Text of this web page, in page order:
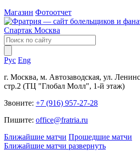
Магазин Фотоотчет
Рус Eng
г. Москва, м. Автозаводская, ул.
стр.2 (ТЦ "Глобал Молл", 1-й этаж)
Звоните: +7 (916) 957-27-28
Пишите: office@fratria.ru
Ближайшие матчи Прошедшие матчи
Ближайшие матчи развернуть